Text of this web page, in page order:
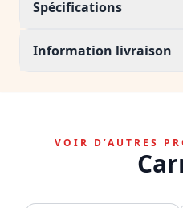
Spécifications
Information livraison
VOIR D’AUTRES